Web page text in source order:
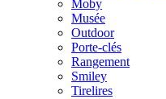
Moby
Musée
Outdoor
Porte-clés
Rangement
Smiley
Tirelires